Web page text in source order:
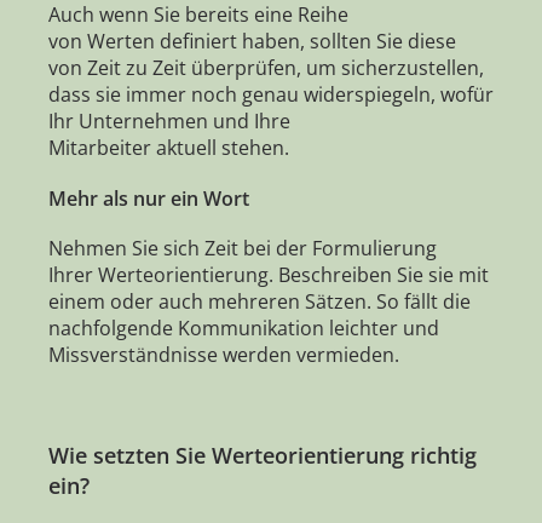
Auch wenn Sie bereits eine Reihe
von Werten definiert haben, sollten Sie diese
von Zeit zu Zeit überprüfen, um sicherzustellen,
dass sie immer noch genau widerspiegeln, wofür
Ihr Unternehmen und Ihre
Mitarbeiter aktuell stehen.
Mehr als nur ein Wort
Nehmen Sie sich Zeit bei der Formulierung
Ihrer Werteorientierung. Beschreiben Sie sie mit
einem oder auch mehreren Sätzen. So fällt die
nachfolgende Kommunikation leichter und
Missverständnisse werden vermieden.
Wie setzten Sie Werteorientierung richtig
ein?